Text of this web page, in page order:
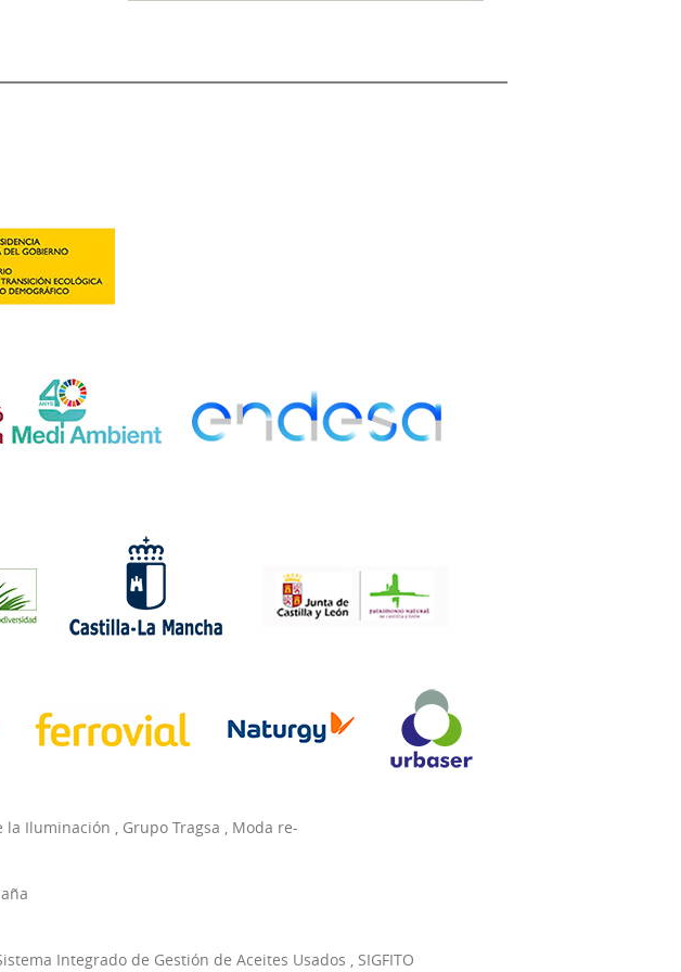
la Iluminación Grupo Tragsa Moda re-
Integrado de Gestión de Aceites Usados
SIGFITO